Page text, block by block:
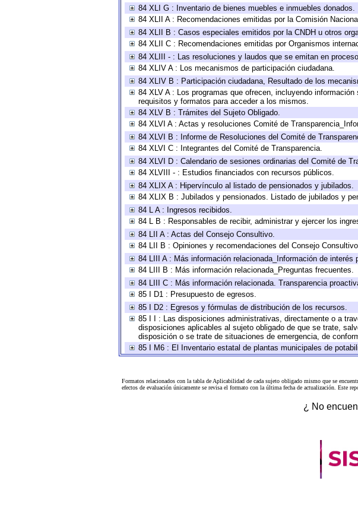
84 XLI G : Inventario de bienes muebles e inmuebles donados.
84 XLII A : Recomendaciones emitidas por la Comisión
84 XLII B : Casos especiales emitidos por la CNDH u otros
84 XLII C : Recomendaciones emitidas por Organismos
84 XLIII - : Las resoluciones y laudos que se emitan en
84 XLIV A : Los mecanismos de participación ciudadana.
84 XLIV B : Participación ciudadana, Resultado de los
84 XLV A : Los programas que ofrecen, incluyendo
requisitos y formatos para acceder a los mismos.
84 XLV B : Trámites del Sujeto Obligado.
84 XLVI A : Actas y resoluciones Comité de
84 XLVI B : Informe de Resoluciones del Comité de
84 XLVI C : Integrantes del Comité de Transparencia.
84 XLVI D : Calendario de sesiones ordinarias del Comité de
84 XLVIII - : Estudios financiados con recursos públicos.
84 XLIX A : Hipervínculo al listado de pensionados y jubilados.
84 XLIX B : Jubilados y pensionados. Listado de jubilados y
84 L A : Ingresos recibidos.
84 L B : Responsables de recibir, administrar y ejercer los
84 LII A : Actas del Consejo Consultivo.
84 LII B : Opiniones y recomendaciones del Consejo
84 LIII A : Más información relacionada_Información de interés
84 LIII B : Más información relacionada_Preguntas frecuentes.
84 LIII C : Más información relacionada. Transparencia
85 I D1 : Presupuesto de egresos.
85 I D2 : Egresos y fórmulas de distribución de los recursos.
85 I I : Las disposiciones administrativas, directamente o a
disposiciones aplicables al sujeto obligado de que se trate,
disposición o se trate de situaciones de emergencia, de
85 I M6 : El Inventario estatal de plantas municipales de
Formatos relacionados con la tabla de Aplicabilidad de cada sujeto obligado mismo que se
efectos de evaluación únicamente se revisa el formato con la última fecha de actualización. Este
¿ No